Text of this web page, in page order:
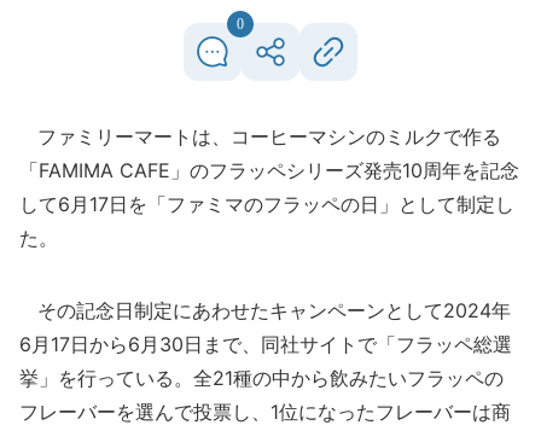
0
ファミリーマートは、コーヒーマシンのミルクで作る
「FAMIMA CAFE」のフラッペシリーズ発売10周年を記念
して6月17日を「ファミマのフラッペの日」として制定し
た。
その記念日制定にあわせたキャンペーンとして2024年
6月17日から6月30日まで、同社サイトで「フラッペ総選
挙」を行っている。全21種の中から飲みたいフラッペの
フレーバーを選んで投票し、1位になったフレーバーは商